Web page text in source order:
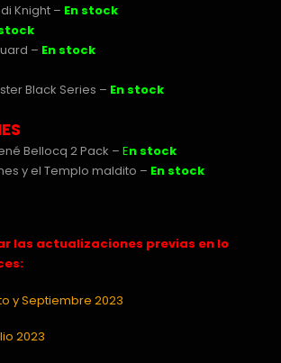
Knight – En stock
– En stock
Black Series – En stock
Bellocq 2 Pack – En stock
y el Templo maldito – En stock
las actualizaciones previas en lo
y Septiembre 2023
2023